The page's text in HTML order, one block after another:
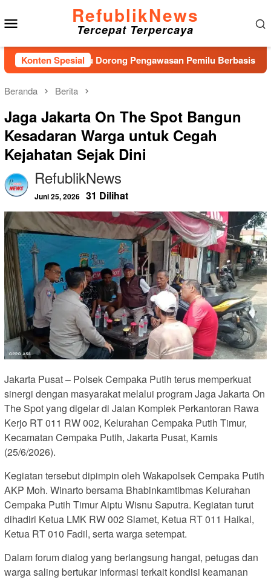
ke
konten
RefublikNews
Tercepat Terpercaya
Konten Spesial
Bawaslu Dorong Pengawasan Pemilu Berbasis Masyarakat
Beranda Berita
Jaga Jakarta On The Spot Bangun
Kesadaran Warga untuk Cegah
Kejahatan Sejak Dini
RefublikNews
Juni 25, 2026 31 Dilihat
Jakarta Pusat – Polsek Cempaka Putih terus memperkuat
sinergi dengan masyarakat melalui program Jaga Jakarta On
The Spot yang digelar di Jalan Komplek Perkantoran Rawa
Kerjo RT 011 RW 002, Kelurahan Cempaka Putih Timur,
Kecamatan Cempaka Putih, Jakarta Pusat, Kamis
(25/6/2026).
Kegiatan tersebut dipimpin oleh Wakapolsek Cempaka Putih
AKP Moh. Winarto bersama Bhabinkamtibmas Kelurahan
Cempaka Putih Timur Aiptu Wisnu Saputra. Kegiatan turut
dihadiri Ketua LMK RW 002 Slamet, Ketua RT 011 Haikal,
Ketua RT 010 Fadil, serta warga setempat.
Dalam forum dialog yang berlangsung hangat, petugas dan
warga saling bertukar informasi terkait kondisi keamanan